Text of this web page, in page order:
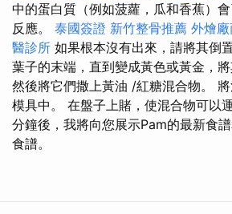
中的蛋白質（例如菠蘿，瓜和香蕉）
反應。 泰國簽證 新竹整骨推薦 外燴
醫診所 如果根本沒有出來，請將其倒
葉子的末端，直到變成黃色或黃金，將
然後將它們撒上黃油 /紅糖混合物。
模具中。 在盤子上賭，使混合物可以
分鐘後，我將向您展示Pam的最新食
食譜。